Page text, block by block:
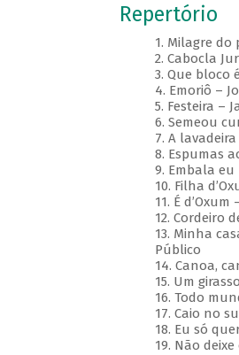
Repertório
1. Milagre do
2. Cabocla
3. Que bloco
4. Emoriô –
5. Festeira –
6. Semeou
7. A
8. Espumas
9. Embala
10. Filha
11. É
12. Cordeiro
13. Minha
Público
14. Canoa,
15. Um
16. Todo
17. Caio no
18. Eu só
19. Não